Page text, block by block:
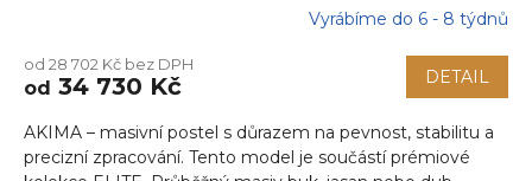
produktu
je
z
5
Vyrábíme do 6 - 8 týdnů
od 28 702 Kč bez DPH
od 34 730 Kč DETAIL
AKIMA – masivní postel s důrazem na pevnost, stabilitu a
precizní zpracování. Tento model je součástí prémiové